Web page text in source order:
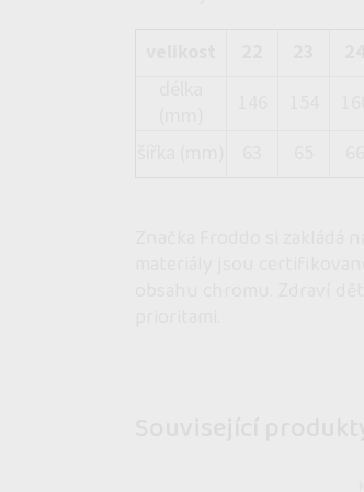
Značka Froddo si
materiály jsou
obsahu chromu. Zdraví